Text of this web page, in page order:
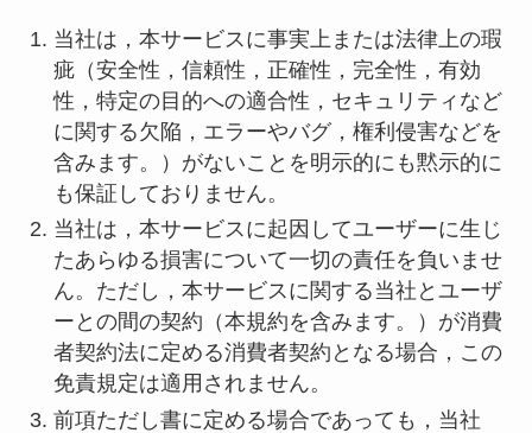
当社は，本サービスに事実上または法律上の瑕
疵（安全性，信頼性，正確性，完全性，有効
性，特定の目的への適合性，セキュリティなど
に関する欠陥，エラーやバグ，権利侵害などを
含みます。）がないことを明示的にも黙示的に
も保証しておりません。
当社は，本サービスに起因してユーザーに生じ
たあらゆる損害について一切の責任を負いませ
ん。ただし，本サービスに関する当社とユーザ
ーとの間の契約（本規約を含みます。）が消費
者契約法に定める消費者契約となる場合，この
免責規定は適用されません。
前項ただし書に定める場合であっても，当社